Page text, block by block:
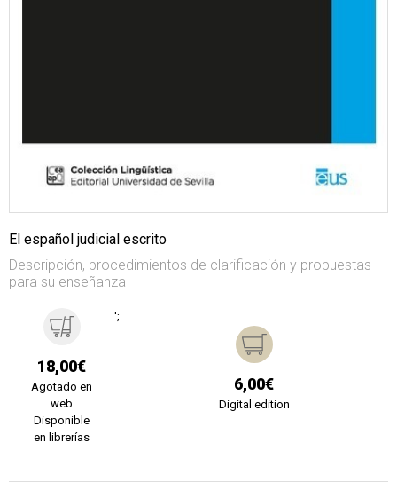
El español judicial escrito
Descripción, procedimientos de clarificación y propuestas
para su enseñanza
18,00€
Agotado en
web
Disponible
en librerías
';
6,00€
Digital edition